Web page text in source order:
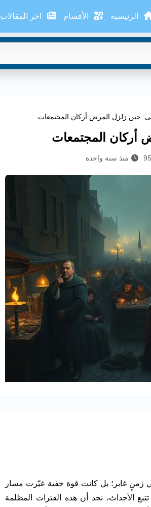
الرئيسية الأقسام اخر المقالات
حين زلزل المرض أركان المجتمعات
أركان المجتمعات
منذ سنة واحدة
غابر؛ بل كانت قوة خفية غيّرت مسار
الأحداث، نجد أن هذه الفترات المظلمة